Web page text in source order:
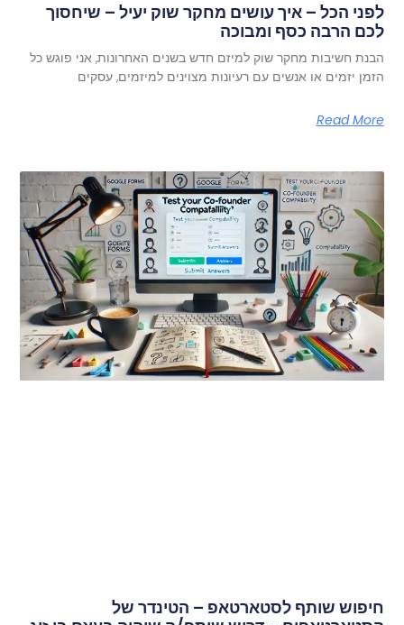
לפני הכל – איך עושים מחקר שוק יעיל – שיחסוך
לכם הרבה כסף ומבוכה
הבנת חשיבות מחקר שוק למיזם חדש בשנים האחרונות, אני פוגש כל
הזמן יזמים או אנשים עם רעיונות מצוינים למיזמים, עסקים
Read More
חיפוש שותף לסטארטאפ – הטינדר של